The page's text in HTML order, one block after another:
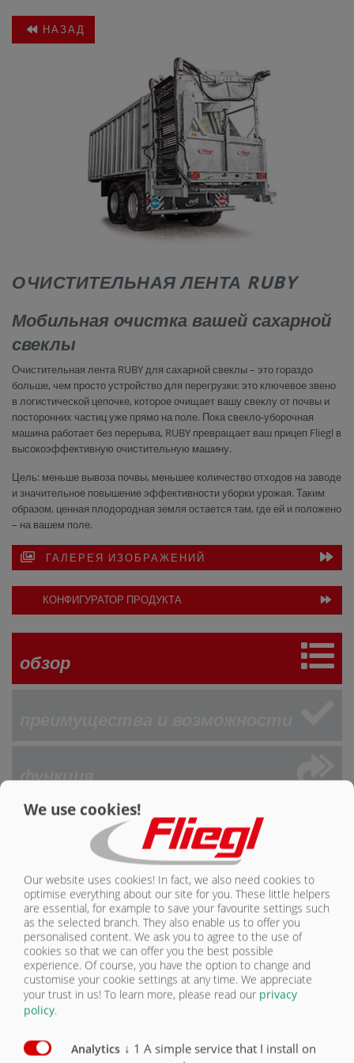
КОНТАКТЫ
НАЗАД
ОЧИСТИТЕЛЬНАЯ ЛЕНТА RUBY
Мобильная очистка вашей сахарной
свеклы
Очистительная лента RUBY для сахарной свеклы – это гораздо
больше, чем просто устройство для перегрузки: это ключевое звено
в логистической цепочке, которое очищает вашу свеклу от почвы и
посторонних частиц уже прямо на поле. Пока свекло-уборочная
машина работает без перерыва, RUBY превращает ваш прицеп Fliegl в
высокоэффективную очистительную машину.
Цель: меньше вывоза почвы, меньшее количество отходов на заводе
и значительное повышение эффективности уборки урожая. Таким
образом, ценная плодородная земля остается там, где ей и положено
– на вашем поле.
ГАЛЕРЕЯ ИЗОБРАЖЕНИЙ
КОНФИГУРАТОР ПРОДУКТА
обзор
функция
Технические особенности
Produkt-
konfigurator
We use cookies!
Our website uses cookies! In fact, we also need cookies to
optimise everything about our site for you. These little helpers
are essential, for example to save your favourite settings such
as the selected branch. They also enable us to offer you
personalised content. We ask you to agree to the use of
cookies so that we can offer you the best possible
experience. Of course, you have the option to change and
customise your cookie settings at any time. We appreciate
your trust in us! To learn more, please read our privacy
policy.
Analytics ↓ 1 A simple service that I install on